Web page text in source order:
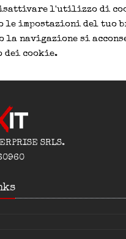
l'utilizzo di
le impostazioni del tuo
la navigazione si
cookie.
SRLS.